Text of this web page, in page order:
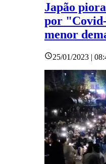
Japão
por
menor
25/01/2023 |